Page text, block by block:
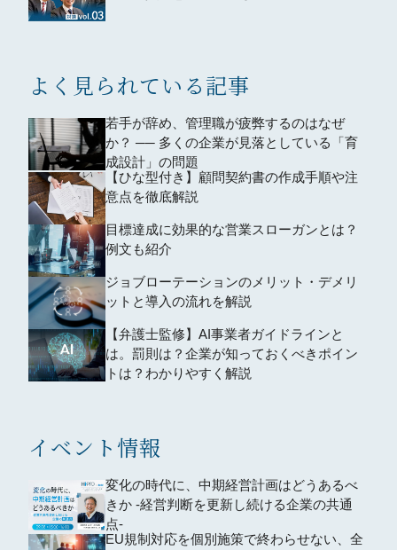
よく見られている記事
若手が辞め、管理職が疲弊するのはなぜ
か？ ── 多くの企業が見落としている「育
成設計」の問題
【ひな型付き】顧問契約書の作成手順や注
意点を徹底解説
目標達成に効果的な営業スローガンとは？
例文も紹介
ジョブローテーションのメリット・デメリ
ットと導入の流れを解説
【弁護士監修】AI事業者ガイドラインと
は。罰則は？企業が知っておくべきポイン
トは？わかりやすく解説
イベント情報
変化の時代に、中期経営計画はどうあるべ
きか -経営判断を更新し続ける企業の共通
点-
EU規制対応を個別施策で終わらせない、全